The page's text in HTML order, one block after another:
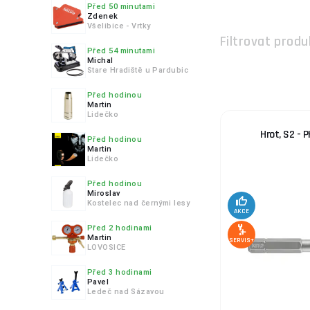
Před 50 minutami
Zdenek
Všelibice - Vrtky
Před 54 minutami
Michal
Stare Hradiště u Pardubic
Před hodinou
Martin
Lidečko
Před hodinou
Martin
Lidečko
Před hodinou
Miroslav
Kostelec nad černými lesy
Před 2 hodinami
Martin
LOVOSICE
Před 3 hodinami
Pavel
Ledeč nad Sázavou
8.
Filtrovat
Hrot, S2 -
AKCE
SERVIS+